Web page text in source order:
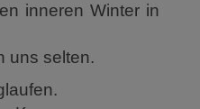
inneren Winter in
uns selten.